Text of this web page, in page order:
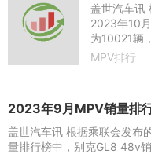
盖世汽车讯
2023年10
为10021辆
传祺M8以
MPV排行
2023年9月MPV销量排
盖世汽车讯 根据乘联会发布
量排行榜中，别克GL8 48v